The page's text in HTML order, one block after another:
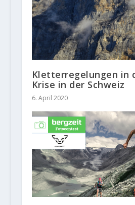
Kletterregelungen in
Krise in der Schweiz
6. April 2020